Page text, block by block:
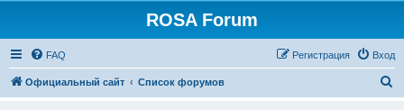
ROSA Forum
FAQ Вход
Регистрация
Официальный сайт Список форумов